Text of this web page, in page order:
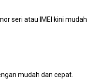
seri atau IMEI kini mudah
mudah dan cepat.